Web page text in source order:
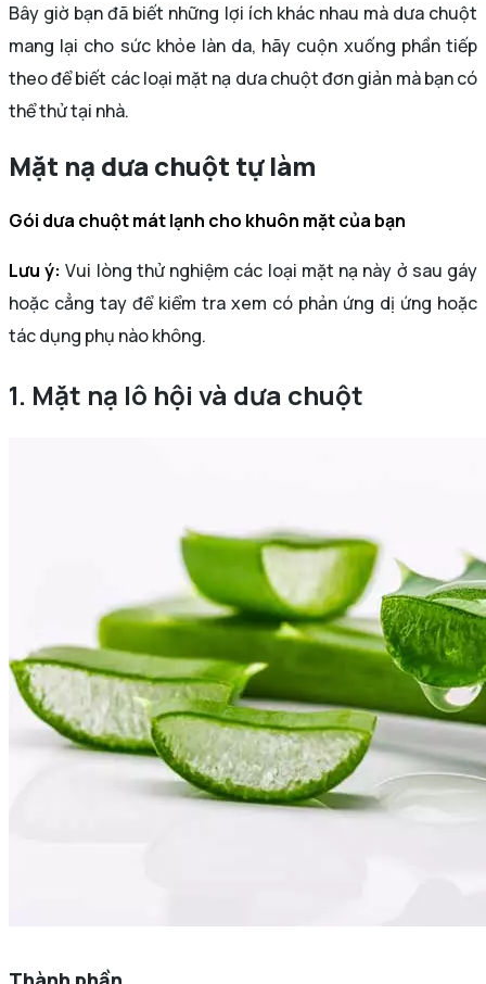
Bây giờ bạn đã biết những lợi ích khác nhau mà dưa chuột
mang lại cho sức khỏe làn da, hãy cuộn xuống phần tiếp
theo để biết các loại mặt nạ dưa chuột đơn giản mà bạn có
thể thử tại nhà.
Mặt nạ dưa chuột tự làm
Gói dưa chuột mát lạnh cho khuôn mặt của bạn
Lưu ý: Vui lòng thử nghiệm các loại mặt nạ này ở sau gáy
hoặc cẳng tay để kiểm tra xem có phản ứng dị ứng hoặc
tác dụng phụ nào không.
1. Mặt nạ lô hội và dưa chuột